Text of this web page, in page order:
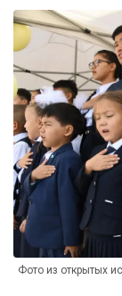
Фото из открытых